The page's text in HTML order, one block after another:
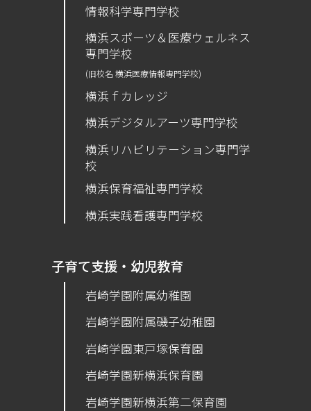
情報科学専門学校
横浜スポーツ＆医療ウェルネス
専門学校
(旧校名 横浜医療情報専門学校)
横浜ｆカレッジ
横浜デジタルアーツ専門学校
横浜リハビリテーション専門学
校
横浜保育福祉専門学校
横浜実践看護専門学校
子育て支援・幼児教育
岩崎学園附属幼稚園
岩崎学園附属磯子幼稚園
岩崎学園東戸塚保育園
岩崎学園新横浜保育園
​岩崎学園新横浜第二保育園